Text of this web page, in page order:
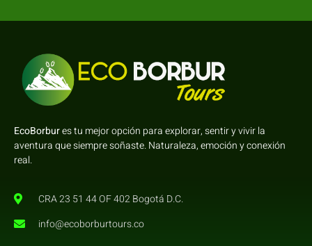
EcoBorbures tu mejor opción para explorar, sentir y vivir la
aventura que siempre soñaste. Naturaleza, emoción y conexión
real.
CRA 23 51 44 OF 402 Bogotá D.C.
info@ecoborburtours.co